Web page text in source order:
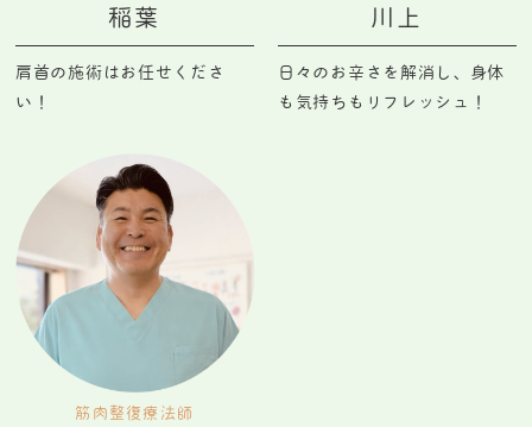
稲葉
肩首の施術はお任せくださ
い！
川上
日々のお辛さを解消し、身体
も気持ちもリフレッシュ！
筋肉整復療法師